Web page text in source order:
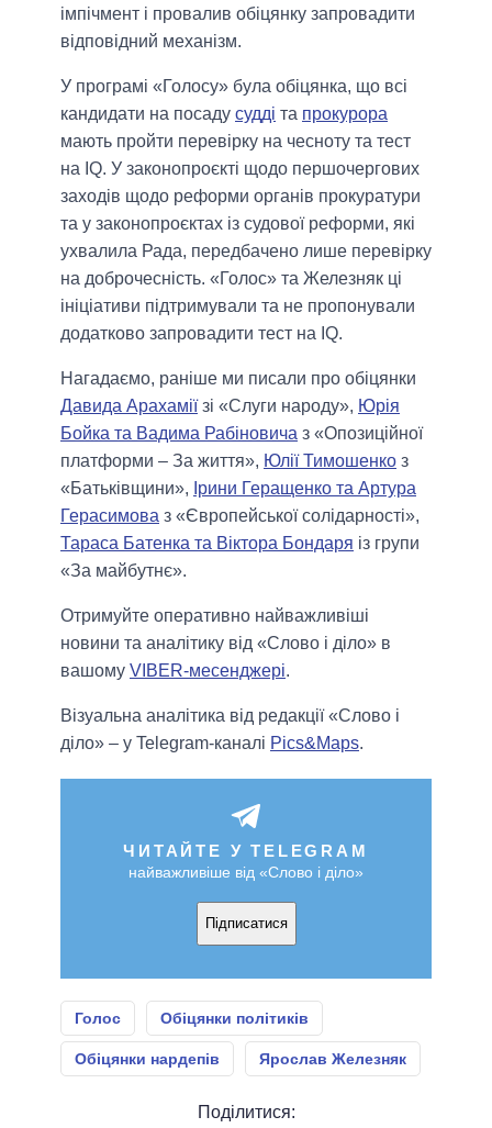
імпічмент і провалив обіцянку запровадити
відповідний механізм.
У програмі «Голосу» була обіцянка, що всі
кандидати на посаду судді та прокурора
мають пройти перевірку на чесноту та тест
на IQ. У законопроєкті щодо першочергових
заходів щодо реформи органів прокуратури
та у законопроєктах із судової реформи, які
ухвалила Рада, передбачено лише перевірку
на доброчесність. «Голос» та Железняк ці
ініціативи підтримували та не пропонували
додатково запровадити тест на IQ.
Нагадаємо, раніше ми писали про обіцянки
Давида Арахаміїзі «Слуги народу», Юрія
Бойка та Вадима Рабіновича з «Опозиційної
платформи – За життя», Юлії Тимошенко з
«Батьківщини», Ірини Геращенко та Артура
Герасимова з «Європейської солідарності»,
Тараса Батенка та Віктора Бондаря із групи
«За майбутнє».
Отримуйте оперативно найважливіші
новини та аналітику від «Слово і діло» в
вашому VIBER-месенджері.
Візуальна аналітика від редакції «Слово і
діло» – у Telegram-каналі Pics&Maps.
ЧИТАЙТЕ У TELEGRAM
найважливіше від «Слово і діло»
Підписатися
Голос Обіцянки політиків
Обіцянки нардепів Ярослав Железняк
Поділитися: